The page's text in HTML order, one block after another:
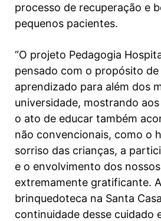
processo de recuperação e
pequenos pacientes.
“O projeto Pedagogia
pensado com o propósito de
aprendizado para além dos
universidade, mostrando
o ato de educar também
não convencionais, como o
sorriso das crianças, a
e o envolvimento dos
extremamente gratificante.
brinquedoteca na Santa
continuidade desse cuidado